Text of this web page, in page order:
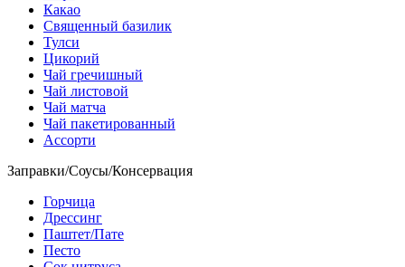
Какао
Священный базилик
Тулси
Цикорий
Чай гречишный
Чай листовой
Чай матча
Чай пакетированный
Ассорти
Заправки/Соусы/Консервация
Горчица
Дрессинг
Паштет/Пате
Песто